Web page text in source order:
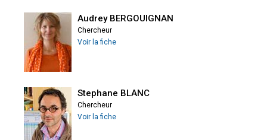
Audrey BERGOUIGNAN
Chercheur
Voir la fiche
Stephane BLANC
Chercheur
Voir la fiche